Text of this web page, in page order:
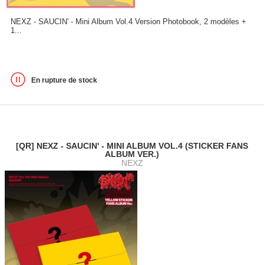
NEXZ - SAUCIN' - Mini Album Vol.4 Version Photobook, 2 modèles +
1...
En rupture de stock
[QR] NEXZ - SAUCIN' - MINI ALBUM VOL.4 (STICKER FANS
ALBUM VER.)
NEXZ